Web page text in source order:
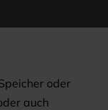
oder
auch